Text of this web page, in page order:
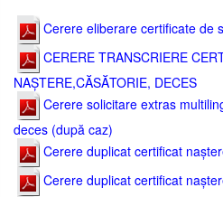
Cerere eliberare certificate de
CERERE TRANSCRIERE
NAȘTERE,CĂSĂTORIE, DECES
Cerere solicitare extras
deces (după caz)
Cerere duplicat certificat
Cerere duplicat certificat